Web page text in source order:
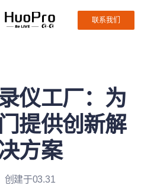
联系我们
仪工厂：为
提供创新解
方案
创建于03.31